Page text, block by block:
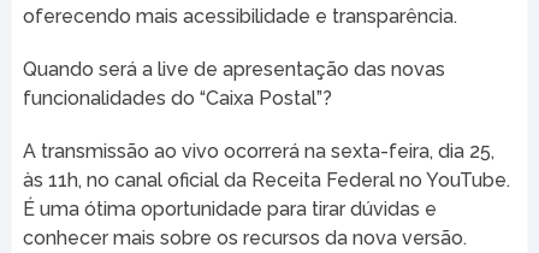
oferecendo mais acessibilidade e transparência.
Quando será a live de apresentação das novas
funcionalidades do “Caixa Postal”?
A transmissão ao vivo ocorrerá na sexta-feira, dia 25,
às 11h, no canal oficial da Receita Federal no YouTube.
É uma ótima oportunidade para tirar dúvidas e
conhecer mais sobre os recursos da nova versão.